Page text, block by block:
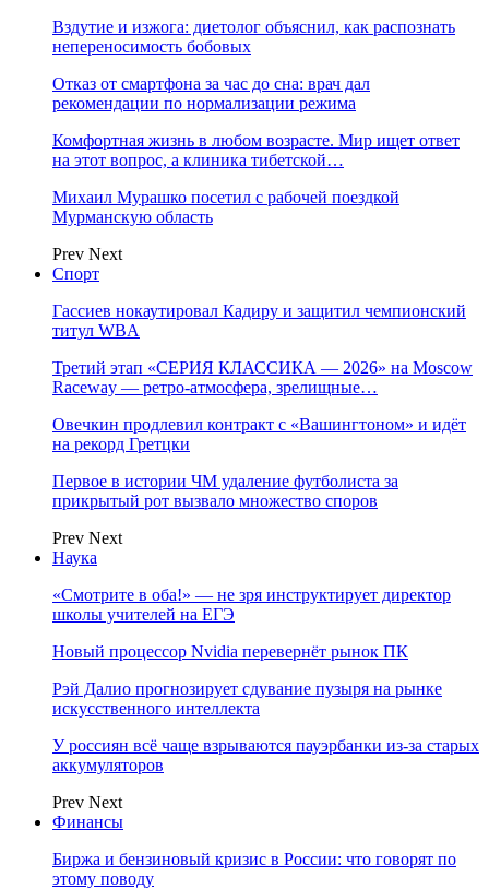
Вздутие и изжога: диетолог объяснил, как распознать
непереносимость бобовых
Отказ от смартфона за час до сна: врач дал
рекомендации по нормализации режима
Комфортная жизнь в любом возрасте. Мир ищет ответ
на этот вопрос, а клиника тибетской…
Михаил Мурашко посетил с рабочей поездкой
Мурманскую область
Prev Next
Спорт
Гассиев нокаутировал Кадиру и защитил чемпионский
титул WBA
Третий этап «СЕРИЯ КЛАССИКА — 2026» на Moscow
Raceway — ретро‑атмосфера, зрелищные…
Овечкин продлевил контракт с «Вашингтоном» и идёт
на рекорд Гретцки
Первое в истории ЧМ удаление футболиста за
прикрытый рот вызвало множество споров
Prev Next
Наука
«Смотрите в оба!» — не зря инструктирует директор
школы учителей на ЕГЭ
Новый процессор Nvidia перевернёт рынок ПК
Рэй Далио прогнозирует сдувание пузыря на рынке
искусственного интеллекта
У россиян всё чаще взрываются пауэрбанки из-за старых
аккумуляторов
Prev Next
Финансы
Биржа и бензиновый кризис в России: что говорят по
этому поводу